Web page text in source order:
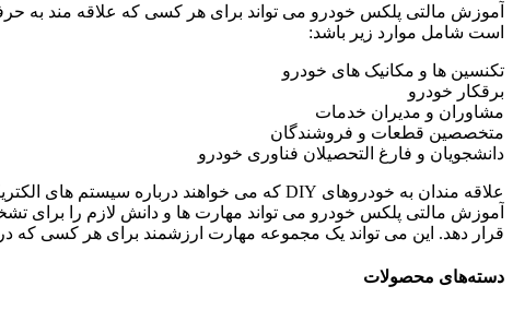
آموزش مالتی پلکس خودرو می تواند برای هر کسی که علاقه مند به
است شامل موارد زیر باشد:
تکنسین ها و مکانیک های خودرو
برقکار خودرو
مشاوران و مدیران خدمات
متخصصین قطعات و فروشندگان
دانشجویان و فارغ التحصیلان فناوری خودرو
علاقه مندان به خودروهای DIY که می خواهند درباره سیستم های الکتریکی خودرو بیشتر بیاموزند.
آموزش مالتی پلکس خودرو می تواند مهارت ها و دانش لازم را برای
قرار دهد. این می تواند یک مجموعه مهارت ارزشمند برای هر کسی
دسته‌های محصولات